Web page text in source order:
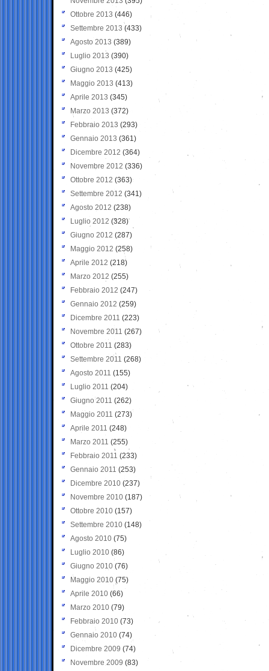
Ottobre 2013 (446)
Settembre 2013 (433)
Agosto 2013 (389)
Luglio 2013 (390)
Giugno 2013 (425)
Maggio 2013 (413)
Aprile 2013 (345)
Marzo 2013 (372)
Febbraio 2013 (293)
Gennaio 2013 (361)
Dicembre 2012 (364)
Novembre 2012 (336)
Ottobre 2012 (363)
Settembre 2012 (341)
Agosto 2012 (238)
Luglio 2012 (328)
Giugno 2012 (287)
Maggio 2012 (258)
Aprile 2012 (218)
Marzo 2012 (255)
Febbraio 2012 (247)
Gennaio 2012 (259)
Dicembre 2011 (223)
Novembre 2011 (267)
Ottobre 2011 (283)
Settembre 2011 (268)
Agosto 2011 (155)
Luglio 2011 (204)
Giugno 2011 (262)
Maggio 2011 (273)
Aprile 2011 (248)
Marzo 2011 (255)
Febbraio 2011 (233)
Gennaio 2011 (253)
Dicembre 2010 (237)
Novembre 2010 (187)
Ottobre 2010 (157)
Settembre 2010 (148)
Agosto 2010 (75)
Luglio 2010 (86)
Giugno 2010 (76)
Maggio 2010 (75)
Aprile 2010 (66)
Marzo 2010 (79)
Febbraio 2010 (73)
Gennaio 2010 (74)
Dicembre 2009 (74)
Novembre 2009 (83)